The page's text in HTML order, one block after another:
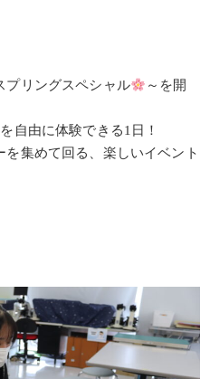
プリングスペシャル
～を開
自由に体験できる1日！
集めて回る、楽しいイベント